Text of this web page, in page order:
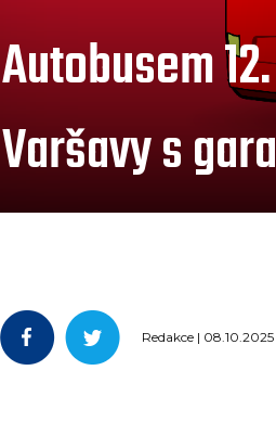
Autobusem
Varšavy s
Redakce | 08.10.2025